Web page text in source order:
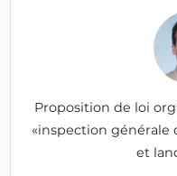
Proposition de loi
«inspection générale
et